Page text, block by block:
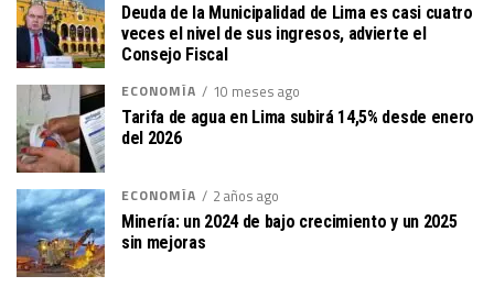
Deuda de la Municipalidad de Lima es casi cuatro
veces el nivel de sus ingresos, advierte el
Consejo Fiscal
ECONOMÍA
10 meses ago
Tarifa de agua en Lima subirá 14,5% desde enero
del 2026
ECONOMÍA 2 años ago
Minería: un 2024 de bajo crecimiento y un 2025
sin mejoras